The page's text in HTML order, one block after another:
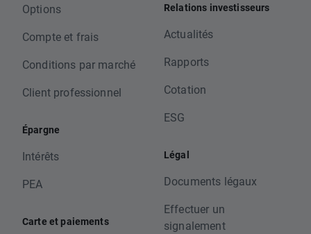
Options
Compte et frais
Conditions par marché
Client professionnel
Épargne
Intérêts
PEA
Carte et paiements
Relations investisseurs
Actualités
Rapports
Cotation
ESG
Légal
Documents légaux
Effectuer un
signalement